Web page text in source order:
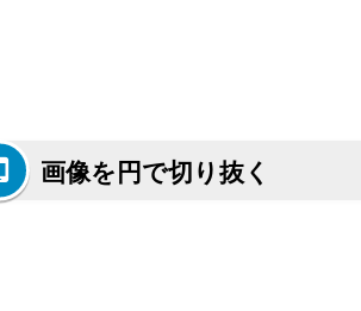
画像を円で切り抜く